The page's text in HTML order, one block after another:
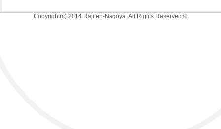
Copyright(c) 2014 Rajiten-Nagoya. All Rights Reserved.©